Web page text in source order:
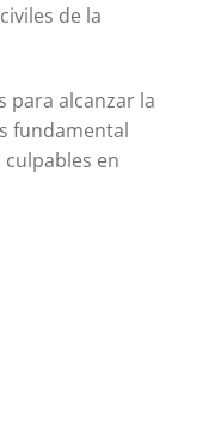
de la
para alcanzar la
fundamental
en